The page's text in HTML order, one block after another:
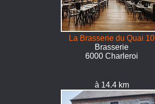
La Brasserie du Quai 10
Brasserie
6000 Charleroi
à 14.4 km